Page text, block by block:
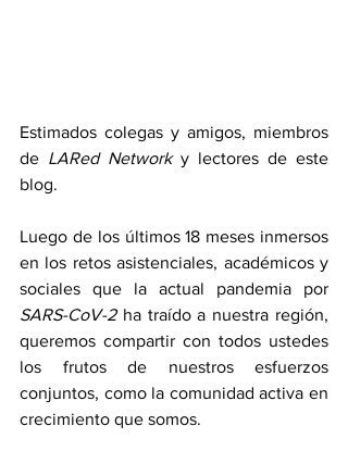
Estimados colegas y amigos, miembros
de LARed Network y lectores de este
blog.
Luego de los últimos 18 meses inmersos
en los retos asistenciales, académicos y
SARS-CoV-2 ha traído a nuestra región,
queremos compartir con todos ustedes
los frutos de nuestros esfuerzos
conjuntos, como la comunidad activa en
crecimiento que somos.